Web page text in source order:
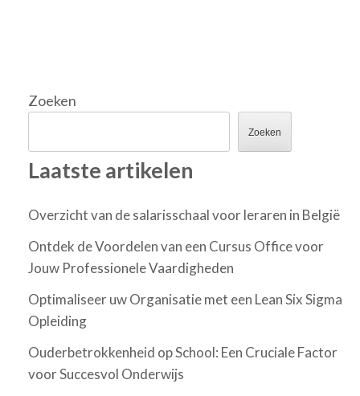
Zoeken
Zoeken
Laatste artikelen
Overzicht van de salarisschaal voor leraren in België
Ontdek de Voordelen van een Cursus Office voor
Jouw Professionele Vaardigheden
Optimaliseer uw Organisatie met een Lean Six Sigma
Opleiding
Ouderbetrokkenheid op School: Een Cruciale Factor
voor Succesvol Onderwijs